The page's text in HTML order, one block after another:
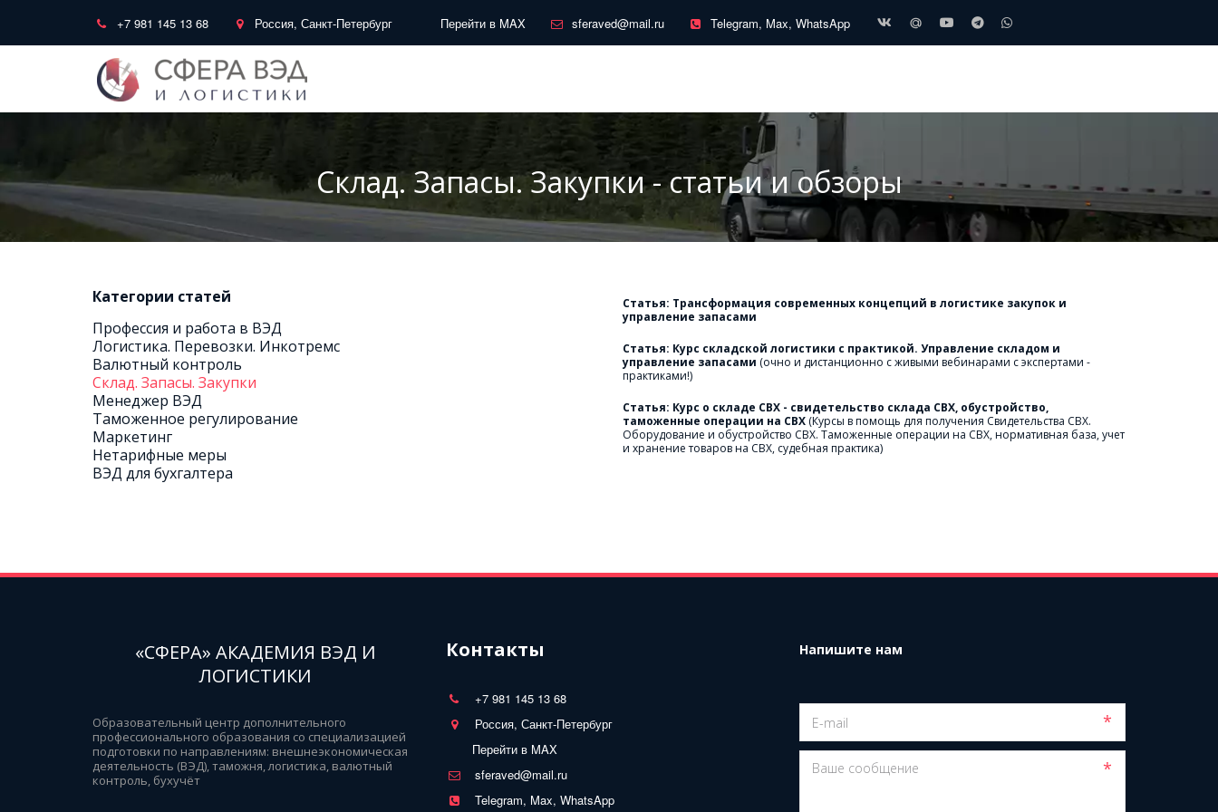
+7 981 145 13 68 Россия, Санкт-Петербург Перейти в MAX sferaved@mail.ru Telegram, Max, WhatsApp
Склад. Запасы. Закупки - статьи и обзоры
Категории статей
Профессия и работа в ВЭД
Логистика. Перевозки. Инкотремс
Валютный контроль
Склад. Запасы. Закупки
Менеджер ВЭД
Таможенное регулирование
Маркетинг
Нетарифные меры
ВЭД для бухгалтера
Статья: Трансформация современных концепций в логистике закупок и
управление запасами
Статья: Курс складской логистики с практикой. Управление складом и
управление запасами (очно и дистанционно с живыми вебинарами с экспертами -
практиками!)
Статья: Курс о складе СВХ - свидетельство склада СВХ, обустройство,
таможенные операции на СВХ (Курсы в помощь для получения Свидетельства СВХ.
Оборудование и обустройство СВХ. Таможенные операции на СВХ, нормативная база, учет
и хранение товаров на СВХ, судебная практика)
«СФЕРА» АКАДЕМИЯ ВЭД И
ЛОГИСТИКИ
Образовательный центр дополнительного
профессионального образования со специализацией
подготовки по направлениям: внешнеэкономическая
деятельность (ВЭД), таможня, логистика, валютный
контроль, бухучёт
Контакты
+7 981 145 13 68
Россия, Санкт-Петербург
Перейти в MAX
sferaved@mail.ru
Telegram, Max, WhatsApp
Напишите нам
*
*